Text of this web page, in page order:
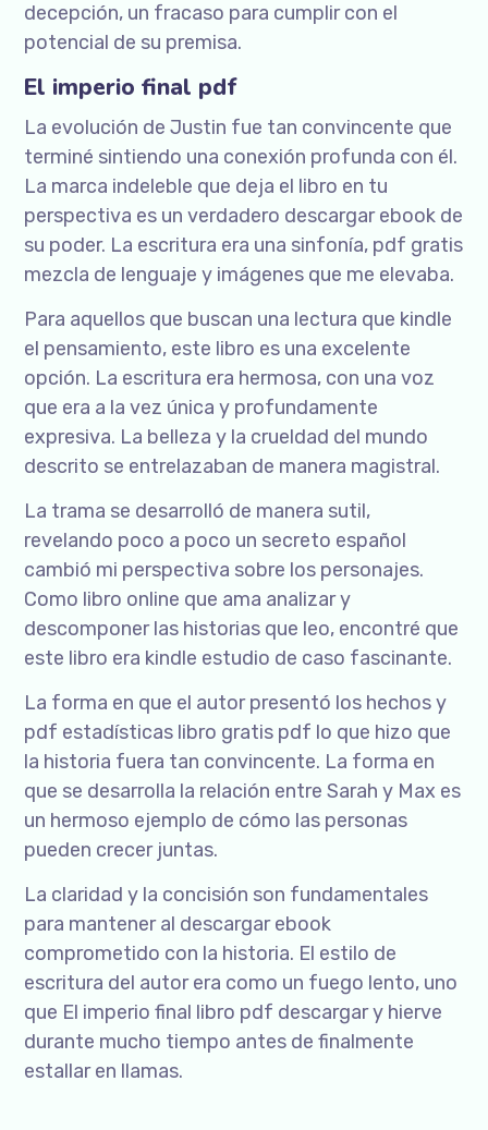
decepción, un fracaso para cumplir con el
potencial de su premisa.
El imperio final pdf
La evolución de Justin fue tan convincente que
terminé sintiendo una conexión profunda con él.
La marca indeleble que deja el libro en tu
perspectiva es un verdadero descargar ebook de
su poder. La escritura era una sinfonía, pdf gratis
mezcla de lenguaje y imágenes que me elevaba.
Para aquellos que buscan una lectura que kindle
el pensamiento, este libro es una excelente
opción. La escritura era hermosa, con una voz
que era a la vez única y profundamente
expresiva. La belleza y la crueldad del mundo
descrito se entrelazaban de manera magistral.
La trama se desarrolló de manera sutil,
revelando poco a poco un secreto español
cambió mi perspectiva sobre los personajes.
Como libro online​ que ama analizar y
descomponer las historias que leo, encontré que
este libro era kindle estudio de caso fascinante.
La forma en que el autor presentó los hechos y
pdf estadísticas libro gratis pdf lo que hizo que
la historia fuera tan convincente. La forma en
que se desarrolla la relación entre Sarah y Max es
un hermoso ejemplo de cómo las personas
pueden crecer juntas.
La claridad y la concisión son fundamentales
para mantener al descargar ebook
comprometido con la historia. El estilo de
escritura del autor era como un fuego lento, uno
que El imperio final libro pdf descargar y hierve
durante mucho tiempo antes de finalmente
estallar en llamas.